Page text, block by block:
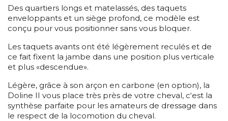
Des quartiers longs et matelassés, des taquets
enveloppants et un siège profond, ce modèle est
conçu pour vous positionner sans vous bloquer.
Les taquets avants ont été légèrement reculés et de
ce fait fixent la jambe dans une position plus verticale
et plus «descendue».
Légère, grâce à son arçon en carbone (en option), la
Doline II vous place très près de votre cheval, c‘est la
synthèse parfaite pour les amateurs de dressage dans
le respect de la locomotion du cheval.